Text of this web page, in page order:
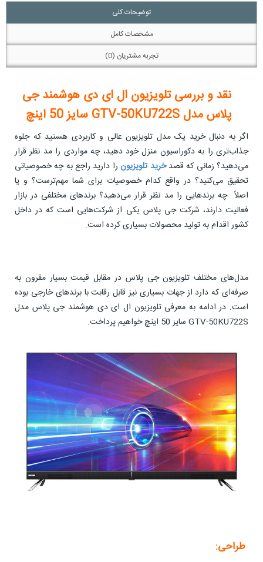
توضیحات کلی
مشخصات کامل
تجربه مشتریان (0)
نقد و بررسی تلویزیون ال ای دی هوشمند جی
پلاس مدل GTV-50KU722S سایز 50 اینچ
اگر به دنبال خرید یک مدل تلویزیون عالی و کاربردی هستید که جلوه
جذاب‌تری را به دکوراسیون منزل خود دهید، چه مواردی را مد نظر قرار
می‌دهید؟ زمانی که قصدخرید تلویزیونرا دارید راجع به چه خصوصیاتی
تحقیق می‌کنید؟ در واقع کدام خصوصیات برای شما مهم‌ترست؟ و یا
اصلاً چه برندهایی را مد نظر قرار می‌دهید؟ برندهای مختلفی در بازار
فعالیت دارند، شرکت جی پلاس یکی از شرکت‌هایی است که در داخل
کشور اقدام به تولید محصولات بسیاری کرده است.
مدل‌های مختلف تلویزیون جی پلاس در مقابل قیمت بسیار مقرون به
صرفه‌ای که دارد از جهات بسیاری نیز قابل رقابت با برندهای خارجی بوده
است. در ادامه به معرفی تلویزیون ال ای دی هوشمند جی پلاس مدل
GTV-50KU722S سایز 50 اینچ خواهیم پرداخت.
طراحی: